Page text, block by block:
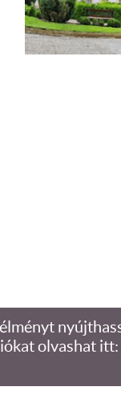
olvashat itt: